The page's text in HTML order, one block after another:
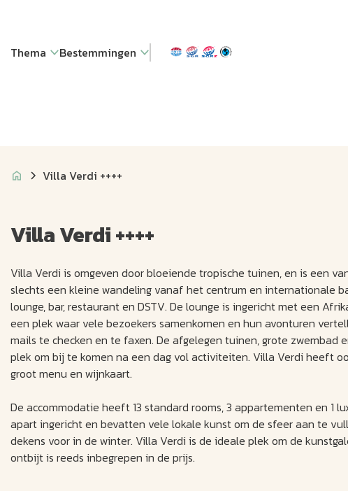
Thema Bestemmingen
Villa Verdi ++++
Villa Verdi ++++
Villa Verdi is omgeven door bloeiende tropische tuinen, en is een
slechts een kleine wandeling vanaf het centrum en internationale
lounge, bar, restaurant en DSTV. De lounge is ingericht met een
een plek waar vele bezoekers samenkomen en hun avonturen
mails te checken en te faxen. De afgelegen tuinen, grote zwembad
plek om bij te komen na een dag vol activiteiten. Villa Verdi heeft
groot menu en wijnkaart.
De accommodatie heeft 13 standard rooms, 3 appartementen en 1
apart ingericht en bevatten vele lokale kunst om de sfeer aan te
dekens voor in de winter. Villa Verdi is de ideale plek om de
ontbijt is reeds inbegrepen in de prijs.